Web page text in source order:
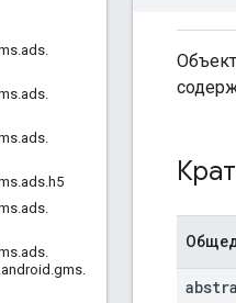
.ads.
.ads.
.ads.
.ads.h5
.ads.
.ads.
.android .gms.